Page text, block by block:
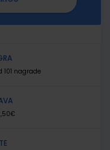
101 nagrade